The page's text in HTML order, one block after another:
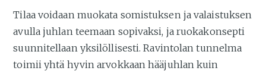
Tilaa voidaan muokata somistuksen ja valaistuksen
avulla juhlan teemaan sopivaksi, ja ruokakonsepti
suunnitellaan yksilöllisesti. Ravintolan tunnelma
toimii yhtä hyvin arvokkaan hääjuhlan kuin